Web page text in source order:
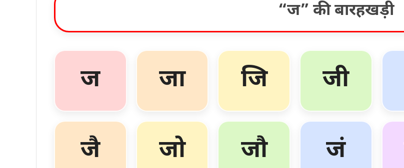
“ज” की बारहखड़ी
ज जा जि जी
जै जो जौ जं